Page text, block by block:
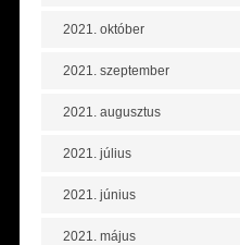
2021. október
2021. szeptember
2021. augusztus
2021. július
2021. június
2021. május